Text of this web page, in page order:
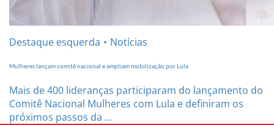
Destaque esquerda Notícias
Mulheres lançam comitê nacional e ampliam mobilização por Lula
Mais de 400 lideranças participaram do lançamento do
Comitê Nacional Mulheres com Lula e definiram os
próximos passos da ...